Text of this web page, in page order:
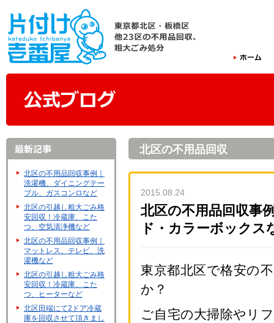
北区の不用品回収
2015.08.24
北区の不用品回収事
ド・カラーボックス
東京都北区で格安の
か？
ご自宅の大掃除やリ
北区の不用品回収事例｜
洗濯機、ダイニングテー
ブル、ガスコンロなど
北区の引越し粗大ごみ格
安回収！冷蔵庫、こた
つ、空気清浄機など
北区の不用品回収事例｜
マットレス、テレビ、洗
濯機など
北区の引越し粗大ごみ格
安回収！冷蔵庫、こた
つ、ヒーターなど
北区田端にて2ドア冷蔵
庫を回収させて頂きまし